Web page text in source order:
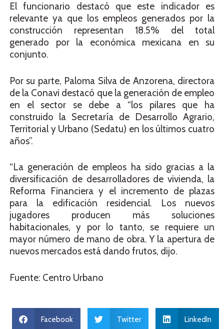
El funcionario destacó que este indicador es
relevante ya que los empleos generados por la
construcción representan 18.5% del total
generado por la económica mexicana en su
conjunto.
Por su parte, Paloma Silva de Anzorena, directora
de la Conavi destacó que la generación de empleo
en el sector se debe a “los pilares que ha
construido la Secretaría de Desarrollo Agrario,
Territorial y Urbano (Sedatu) en los últimos cuatro
años”.
“La generación de empleos ha sido gracias a la
diversificación de desarrolladores de vivienda, la
Reforma Financiera y el incremento de plazas
para la edificación residencial. Los nuevos
jugadores producen más soluciones
habitacionales, y por lo tanto, se requiere un
mayor número de mano de obra. Y la apertura de
nuevos mercados está dando frutos, dijo.
Fuente: Centro Urbano
Facebook Twitter LinkedIn